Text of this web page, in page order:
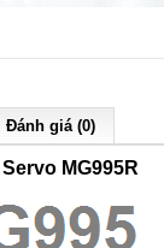
Đánh giá (0)
MG995R